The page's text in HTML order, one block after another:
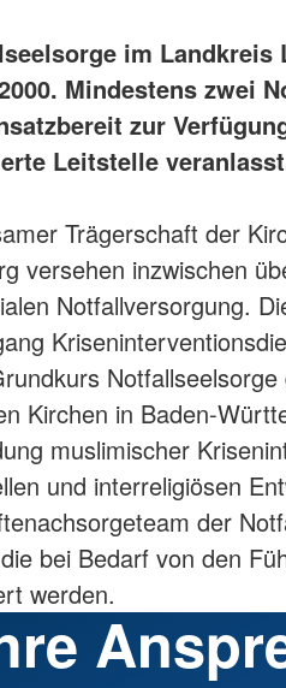
im
Mindestens zwei
zur
Leitstelle
Trägerschaft der
versehen inzwischen
Notfallversorgung.
Kirchen in Baden-
muslimischer
und interreligiösen
der
bei Bedarf von den
werden.